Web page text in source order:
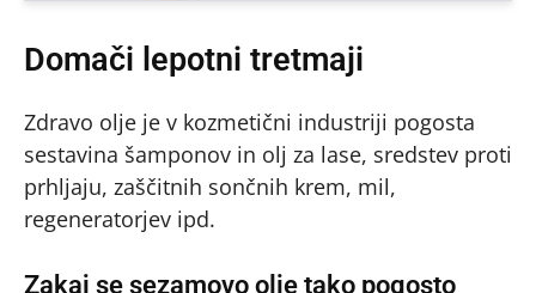
Domači lepotni tretmaji
Zdravo olje je v kozmetični industriji pogosta
sestavina šamponov in olj za lase, sredstev proti
prhljaju, zaščitnih sončnih krem, mil,
regeneratorjev ipd.
Zakaj se sezamovo olje tako pogosto